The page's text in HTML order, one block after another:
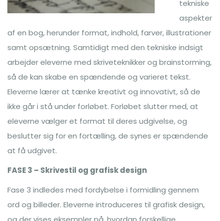
tekniske
aspekter
af en bog, herunder format, indhold, farver, illustrationer
samt opsætning. Samtidigt med den tekniske indsigt
arbejder eleverne med skriveteknikker og brainstorming,
så de kan skabe en spændende og varieret tekst.
Eleverne lærer at tænke kreativt og innovativt, så de
ikke går i stå under forløbet. Forløbet slutter med, at
eleverne vælger et format til deres udgivelse, og
beslutter sig for en fortælling, de synes er spændende
at få udgivet.
FASE 3 – Skrivestil og grafisk design
Fase 3 indledes med fordybelse i formidling gennem
ord og billeder. Eleverne introduceres til grafisk design,